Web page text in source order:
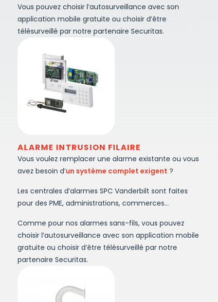
Vous pouvez choisir l’autosurveillance avec son
application mobile gratuite ou choisir d’être
télésurveillé par notre partenaire Securitas.
ALARME INTRUSION FILAIRE
Vous voulez remplacer une alarme existante ou vous
avez besoin d’un système complet exigent ?
Les centrales d’alarmes SPC Vanderbilt sont faites
pour des PME, administrations, commerces…
Comme pour nos alarmes sans-fils, vous pouvez
choisir l’autosurveillance avec son application mobile
gratuite ou choisir d’être télésurveillé par notre
partenaire Securitas.